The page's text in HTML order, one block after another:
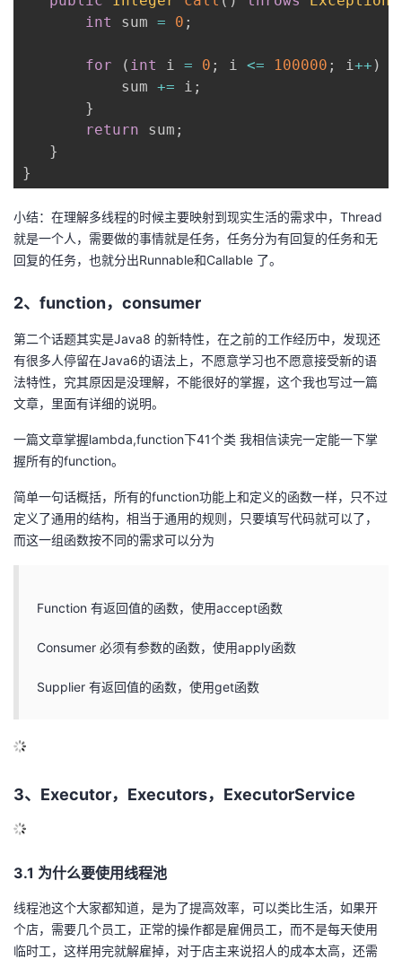
int
sum = 0 ;
for ( int i = 0 ; i <= 100000 ; i++ )
           sum
+= i ;
}
return sum ;
}
}
小结：在理解多线程的时候主要映射到现实生活的需求中，Thread
就是一个人，需要做的事情就是任务，任务分为有回复的任务和无
回复的任务，也就分出Runnable和Callable 了。
2、function，consumer
第二个话题其实是Java8 的新特性，在之前的工作经历中，发现还
有很多人停留在Java6的语法上，不愿意学习也不愿意接受新的语
法特性，究其原因是没理解，不能很好的掌握，这个我也写过一篇
文章，里面有详细的说明。
一篇文章掌握lambda,function下41个类 我相信读完一定能一下掌
握所有的function。
简单一句话概括，所有的function功能上和定义的函数一样，只不过
定义了通用的结构，相当于通用的规则，只要填写代码就可以了，
而这一组函数按不同的需求可以分为
Function 有返回值的函数，使用accept函数
Consumer 必须有参数的函数，使用apply函数
Supplier 有返回值的函数，使用get函数
3、Executor，Executors，ExecutorService
3.1 为什么要使用线程池
线程池这个大家都知道，是为了提高效率，可以类比生活，如果开
个店，需要几个员工，正常的操作都是雇佣员工，而不是每天使用
临时工，这样用完就解雇掉，对于店主来说招人的成本太高，还需